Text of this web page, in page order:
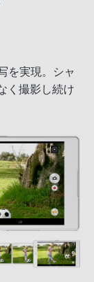
を実現。シャ
く撮影し続け